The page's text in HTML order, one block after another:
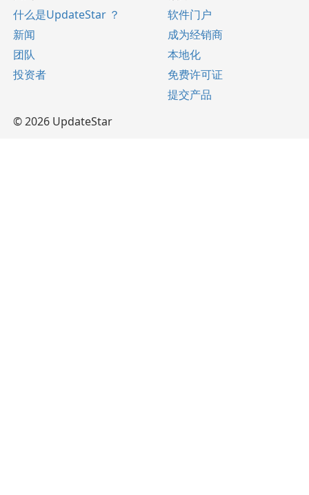
什么是UpdateStar ？
新闻
团队
投资者
软件门户
成为经销商
本地化
免费许可证
提交产品
© 2026 UpdateStar